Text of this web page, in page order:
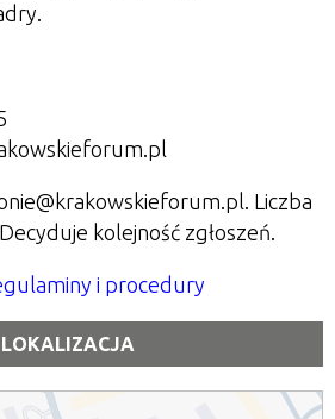
Liczba
kolejność zgłoszeń.
i procedury
LOKALIZACJA